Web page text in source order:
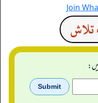
Join
تلاش